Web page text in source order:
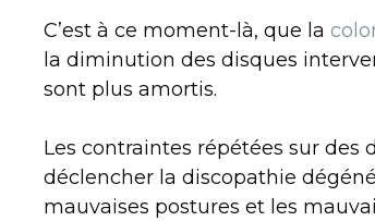
C’est à ce moment-là, que la
la diminution des disques
sont plus amortis.
Les contraintes répétées sur des
déclencher la discopathie
mauvaises postures et les